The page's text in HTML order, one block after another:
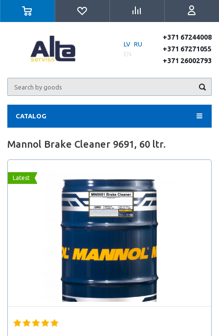
LV RU
EN
+371 67244008
+371 67271055
+371 26002793
CATALOG
Mannol Brake Cleaner 9691, 60 ltr.
Latest